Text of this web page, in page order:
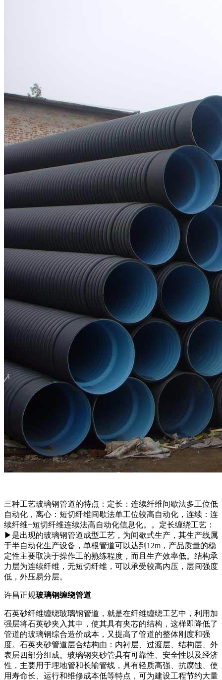
三种工艺玻璃钢管道的特点：定长：连续纤维间歇法多工位低
自动化，离心：短切纤维间歇法单工位较高自动化，连续：连
续纤维+短切纤维连续法高自动化信息化。。定长缠绕工艺：
▶是出现的玻璃钢管道成型工艺，为间歇式生产，其生产线属
于半自动化生产设备，单根管道可以达到12m，产品质量的稳
定性主要取决于操作工的熟练程度，而且生产效率低。结构承
力层为连续纤维，无短切纤维，可以承受较高内压，层间强度
低，外压易分层。
许昌正规玻璃钢缠绕管道
石英砂纤维缠绕玻璃钢管道，就是在纤维缠绕工艺中，利用加
强层将石英砂夹入其中，使其具有夹芯的结构，这样即降低了
管道的玻璃钢综合造价成本，又提高了管道的整体刚度和强
度。石英夹砂管道层合结构由：内衬层、过渡层、结构层、外
表层四部分组成。玻璃钢夹砂管具有可靠性、安全性以及经济
性，主要用于埋地管和长输管线，具有轻质高强、抗腐蚀、使
用寿命长、运行和维修成本低等特点，可为建设工程节约大量